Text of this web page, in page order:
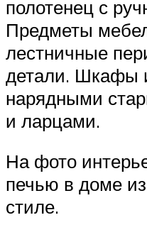
полотенец с
Предметы
лестничные
детали. Шкафы
нарядными
и ларцами.
На фото
печью в доме
стиле.